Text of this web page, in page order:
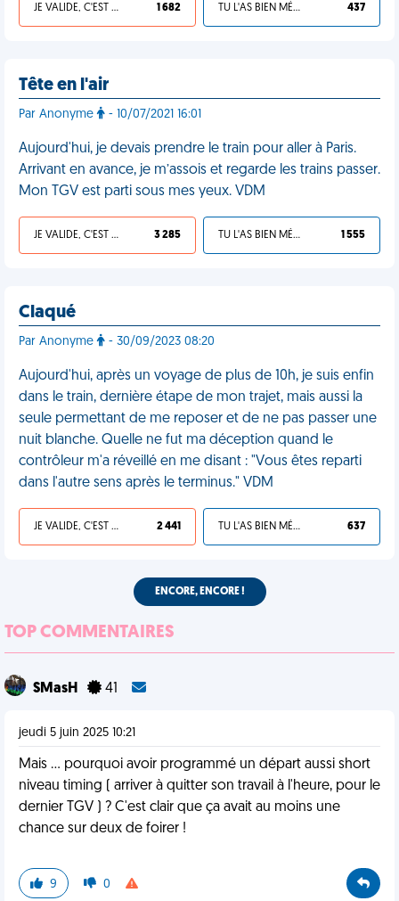
JE VALIDE, C'EST UNE VDM 1 682 TU L'AS BIEN MÉRITÉ 437
Tête en l'air
Par Anonyme - 10/07/2021 16:01
Aujourd'hui, je devais prendre le train pour aller à Paris.
Arrivant en avance, je m’assois et regarde les trains passer.
Mon TGV est parti sous mes yeux. VDM
JE VALIDE, C'EST UNE VDM 3 285 TU L'AS BIEN MÉRITÉ 1 555
Claqué
Par Anonyme - 30/09/2023 08:20
Aujourd'hui, après un voyage de plus de 10h, je suis enfin
dans le train, dernière étape de mon trajet, mais aussi la
seule permettant de me reposer et de ne pas passer une
nuit blanche. Quelle ne fut ma déception quand le
contrôleur m'a réveillé en me disant : "Vous êtes reparti
dans l'autre sens après le terminus." VDM
JE VALIDE, C'EST UNE VDM 2 441 TU L'AS BIEN MÉRITÉ 637
ENCORE, ENCORE !
TOP COMMENTAIRES
SMasH 41
jeudi 5 juin 2025 10:21
Mais ... pourquoi avoir programmé un départ aussi short
niveau timing ( arriver à quitter son travail à l'heure, pour le
dernier TGV ) ? C'est clair que ça avait au moins une
chance sur deux de foirer !
9 0